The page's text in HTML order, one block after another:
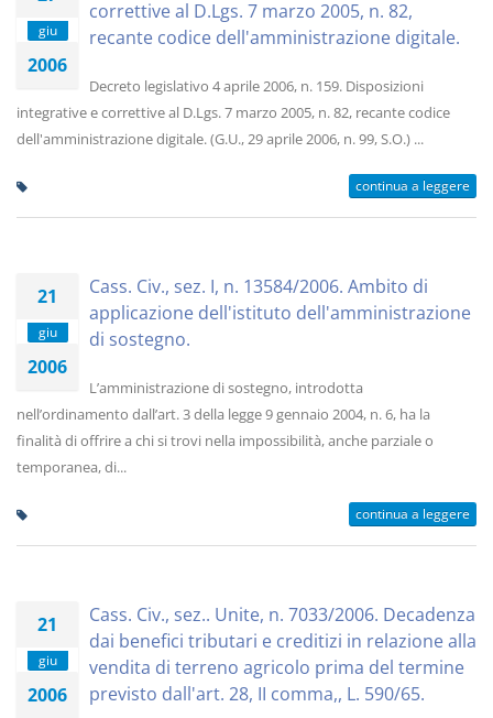
giu
2006
correttive al D.Lgs. 7 marzo 2005, n. 82,
recante codice dell'amministrazione digitale.
Decreto legislativo 4 aprile 2006, n. 159. Disposizioni
integrative e correttive al D.Lgs. 7 marzo 2005, n. 82, recante codice
dell'amministrazione digitale. (G.U., 29 aprile 2006, n. 99, S.O.) ...
continua a leggere
21
giu
2006
Cass. Civ., sez. I, n. 13584/2006. Ambito di
applicazione dell'istituto dell'amministrazione
di sostegno.
L’amministrazione di sostegno, introdotta
nell’ordinamento dall’art. 3 della legge 9 gennaio 2004, n. 6, ha la
finalità di offrire a chi si trovi nella impossibilità, anche parziale o
temporanea, di...
continua a leggere
21
giu
2006
Cass. Civ., sez.. Unite, n. 7033/2006. Decadenza
dai benefici tributari e creditizi in relazione alla
vendita di terreno agricolo prima del termine
previsto dall'art. 28, II comma,, L. 590/65.